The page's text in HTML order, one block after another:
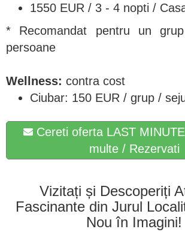
1550 EUR / 3 - 4 nopti /
* Recomandat pentru un
persoane
Wellness: contra cost
Ciubar: 150 EUR / grup /
Cereti oferta LAST
multe / Rezervati
Vizitați și Descoperiți
Fascinante din Jurul
Nou în Imagini!